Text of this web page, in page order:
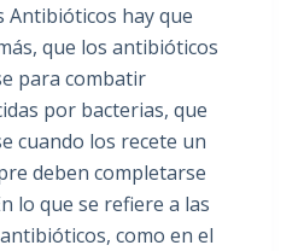
Antibióticos hay que
que los antibióticos
para combatir
por bacterias, que
cuando los recete un
deben completarse
lo que se refiere a las
como en el